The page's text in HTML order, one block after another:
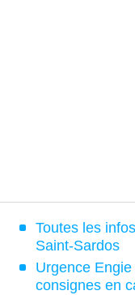
Toutes les
Saint-Sardos
Urgence
consignes en